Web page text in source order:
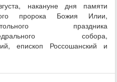
накануне дня памяти
пророка Божия Илии,
праздника
собора,
епископ Россошанский и